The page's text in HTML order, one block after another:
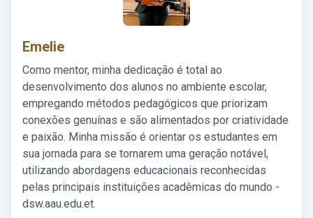
Emelie
Como mentor, minha dedicação é total ao
desenvolvimento dos alunos no ambiente escolar,
empregando métodos pedagógicos que priorizam
conexões genuínas e são alimentados por criatividade
e paixão. Minha missão é orientar os estudantes em
sua jornada para se tornarem uma geração notável,
utilizando abordagens educacionais reconhecidas
pelas principais instituições acadêmicas do mundo -
dsw.aau.edu.et.